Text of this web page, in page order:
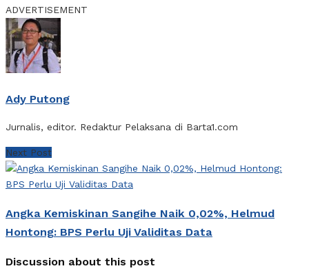
ADVERTISEMENT
Ady Putong
Jurnalis, editor. Redaktur Pelaksana di Barta1.com
Next Post
Angka Kemiskinan Sangihe Naik 0,02%, Helmud
Hontong: BPS Perlu Uji Validitas Data
Discussion about this post